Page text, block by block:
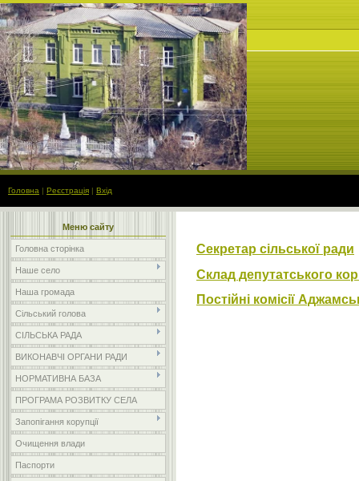
Головна | Реєстрація | Вхід
Меню сайту
Головна сторінка
Наше село
Наша громада
Сільський голова
СІЛЬСЬКА РАДА
ВИКОНАВЧІ ОРГАНИ РАДИ
НОРМАТИВНА БАЗА
ПРОГРАМА РОЗВИТКУ СЕЛА
Запопігання корупції
Очищення влади
Паспорти
Секретар сільської ради
Склад депутатського
Постійні комісії